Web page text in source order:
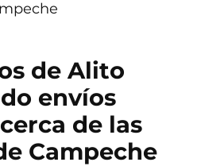
de Alito
envíos
de las
Campeche